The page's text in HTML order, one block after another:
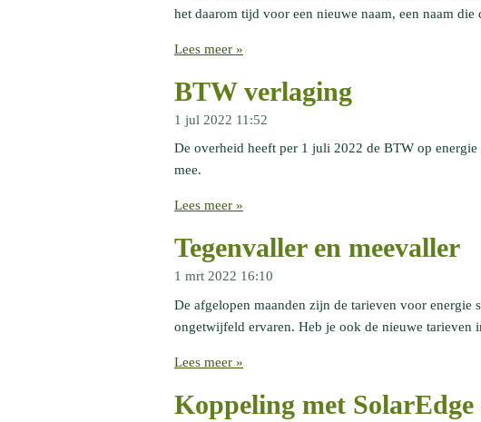
het daarom tijd voor een nieuwe naam, een naam die
Lees meer »
BTW verlaging
1 jul 2022 11:52
De overheid heeft per 1 juli 2022 de BTW op
mee.
Lees meer »
Tegenvaller en meevaller
1 mrt 2022 16:10
De afgelopen maanden zijn de tarieven voor energie
ongetwijfeld ervaren. Heb je ook de nieuwe tarieven
Lees meer »
Koppeling met